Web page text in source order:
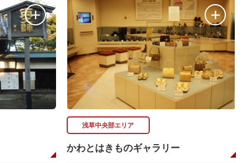
浅草中央部エリア
かわとはきものギャラリー